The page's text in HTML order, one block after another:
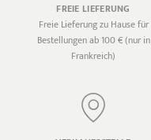
FREIE LIEFERUNG
Freie Lieferung zu Hause für
Bestellungen ab 100 € (nur in
Frankreich)